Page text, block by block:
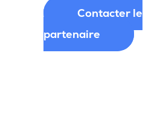
Contacter le
partenaire